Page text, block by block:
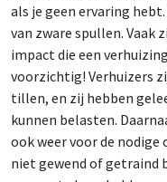
als je geen ervaring
van zware spullen. Vaak
impact die een
voorzichtig! Verhuizers
tillen, en zij hebben
kunnen belasten.
ook weer voor de
niet gewend of getraind